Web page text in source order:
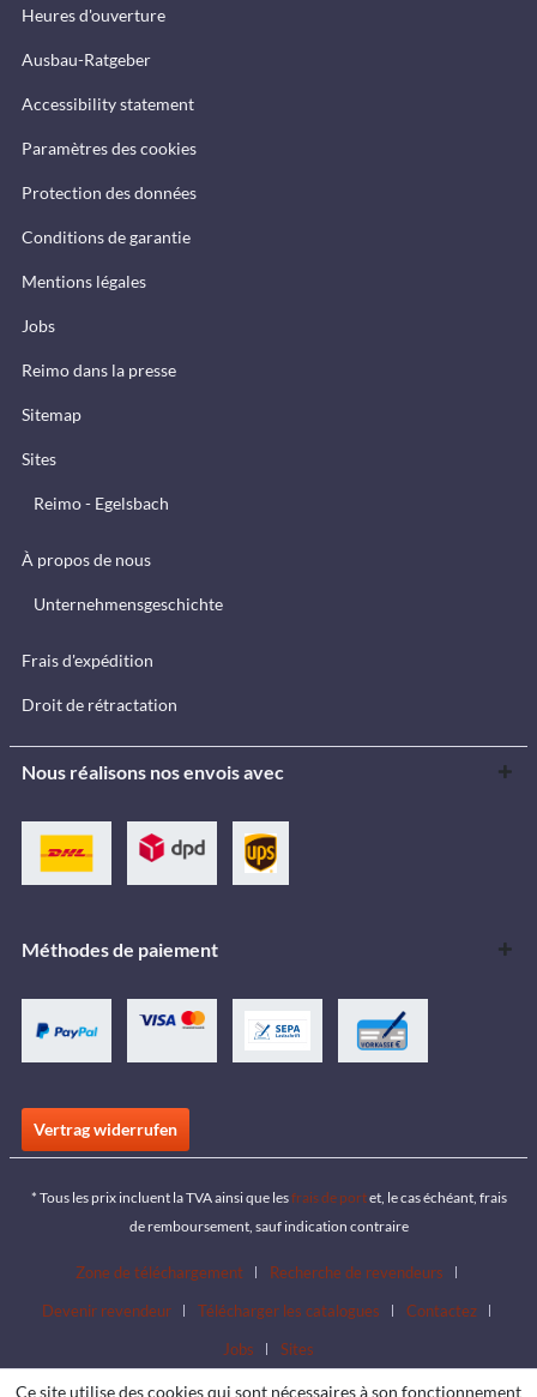
Heures d'ouverture
Ausbau-Ratgeber
Accessibility statement
Paramètres des cookies
Protection des données
Conditions de garantie
Mentions légales
Jobs
Reimo dans la presse
Sitemap
Sites
Reimo - Egelsbach
À propos de nous
Unternehmensgeschichte
Frais d'expédition
Droit de rétractation
Nous réalisons nos envois avec
Méthodes de paiement
Vertrag widerrufen
* Tous les prix incluent la TVA ainsi que lesfrais de portet, le cas échéant, frais
de remboursement, sauf indication contraire
Zone de téléchargement
Recherche de revendeurs
Devenir revendeur
Télécharger les catalogues
Contactez
Jobs
Sites
Ce site utilise des cookies qui sont nécessaires à son fonctionnement